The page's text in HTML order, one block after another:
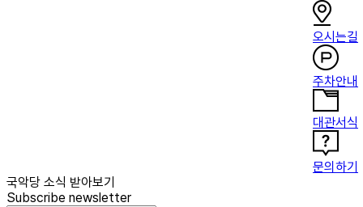
오시는길
주차안내
대관서식
문의하기
국악당 소식 받아보기
Subscribe newsletter